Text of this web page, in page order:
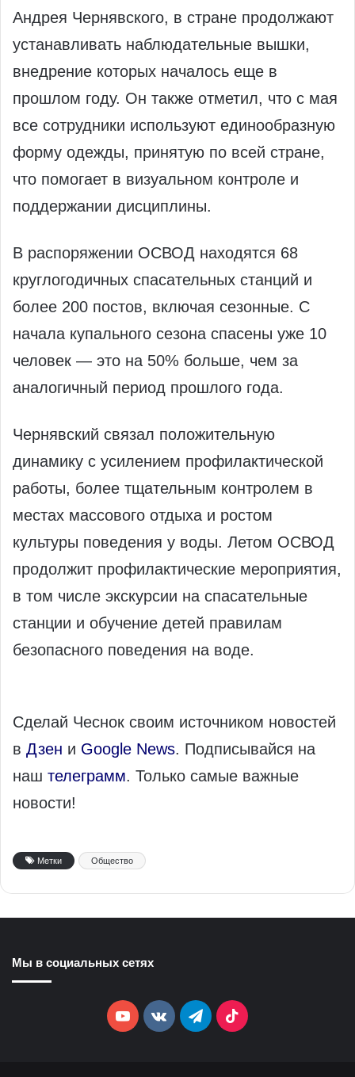
Андрея Чернявского, в стране продолжают
устанавливать наблюдательные вышки,
внедрение которых началось еще в
прошлом году. Он также отметил, что с мая
все сотрудники используют единообразную
форму одежды, принятую по всей стране,
что помогает в визуальном контроле и
поддержании дисциплины.
В распоряжении ОСВОД находятся 68
круглогодичных спасательных станций и
более 200 постов, включая сезонные. С
начала купального сезона спасены уже 10
человек — это на 50% больше, чем за
аналогичный период прошлого года.
Чернявский связал положительную
динамику с усилением профилактической
работы, более тщательным контролем в
местах массового отдыха и ростом
культуры поведения у воды. Летом ОСВОД
продолжит профилактические мероприятия,
в том числе экскурсии на спасательные
станции и обучение детей правилам
безопасного поведения на воде.
Сделай Чеснок своим источником новостей
в Дзен и Google News. Подписывайся на
наш телеграмм. Только самые важные
новости!
Метки Общество
Мы в социальных сетях
YouTubevk.comTelegramTikTok